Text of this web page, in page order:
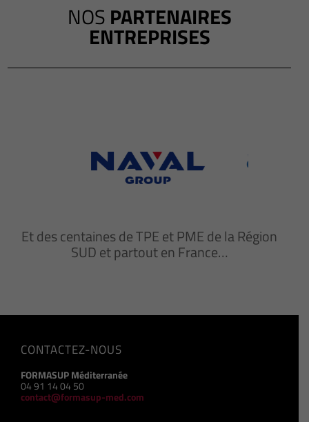
NOS PARTENAIRES
ENTREPRISES
Et des centaines de TPE et PME de la Région
SUD et partout en France…
CONTACTEZ-NOUS
FORMASUP Méditerranée
04 91 14 04 50
contact@formasup-med.com